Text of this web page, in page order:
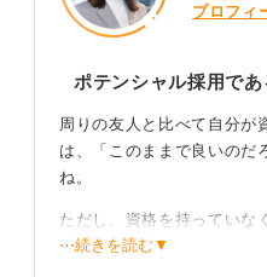
0 プロフィ
ポテンシャル採用で
周りの友人と比べて自分が
は、「このままで良いのだ
ね。
ただし、資格を持っていな
ん。
⋯続きを読む▼